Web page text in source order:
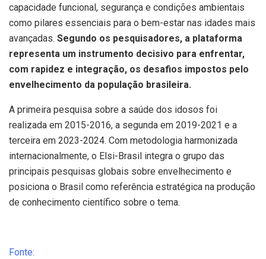
capacidade funcional, segurança e condições ambientais
como pilares essenciais para o bem-estar nas idades mais
avançadas. Segundo os pesquisadores, a plataforma
representa um instrumento decisivo para enfrentar,
com rapidez e integração, os desafios impostos pelo
envelhecimento da população brasileira.
A primeira pesquisa sobre a saúde dos idosos foi
realizada em 2015-2016, a segunda em 2019-2021 e a
terceira em 2023-2024. Com metodologia harmonizada
internacionalmente, o Elsi-Brasil integra o grupo das
principais pesquisas globais sobre envelhecimento e
posiciona o Brasil como referência estratégica na produção
de conhecimento científico sobre o tema.
Fonte: